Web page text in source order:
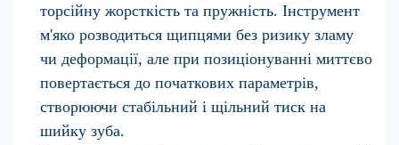
торсійну жорсткість та пружність. Інструмент
м'яко розводиться щипцями без ризику зламу
чи деформації, але при позиціонуванні миттєво
повертається до початкових параметрів,
створюючи стабільний і щільний тиск на
шийку зуба.